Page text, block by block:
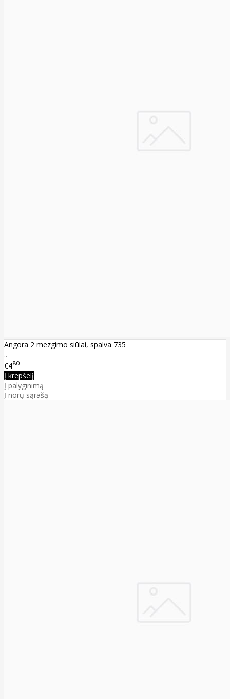
Angora 2 mezgimo siūlai, spalva 735
..
€480
Į krepšelį
Į palyginimą
Į norų sąrašą